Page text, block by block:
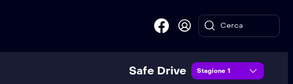
Safe Drive Stagione 1
Safe Drive –
409^ Puntata
Safe Drive –
408^ Puntata